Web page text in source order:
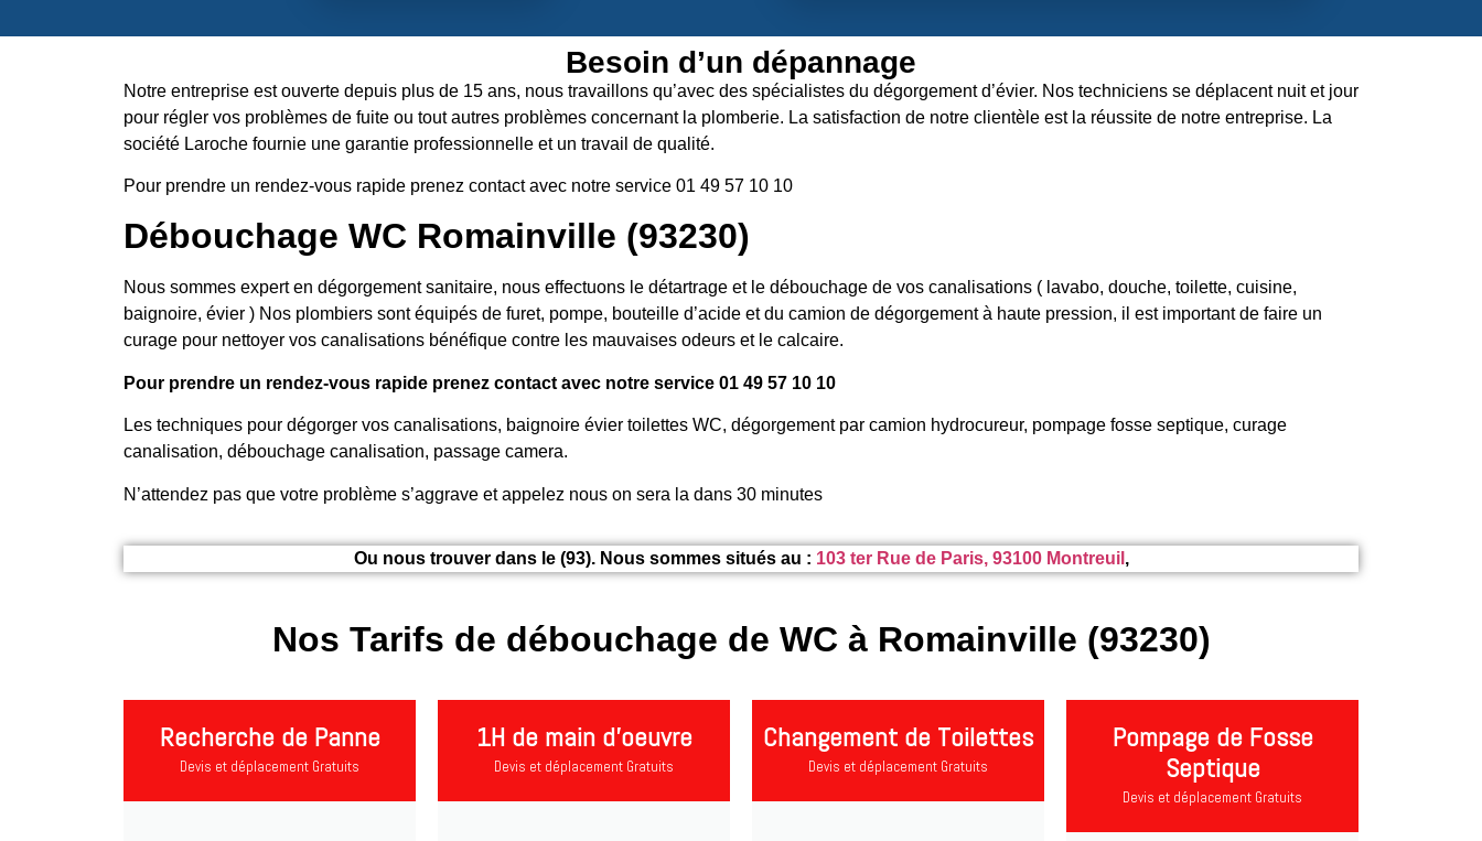
Besoin d’un dépannage
Notre entreprise est ouverte depuis plus de 15 ans, nous travaillons qu’avec des spécialistes du dégorgement d’évier. Nos techniciens se déplacent nuit et jour
pour régler vos problèmes de fuite ou tout autres problèmes concernant la plomberie. La satisfaction de notre clientèle est la réussite de notre entreprise. La
société Laroche fournie une garantie professionnelle et un travail de qualité.
Pour prendre un rendez-vous rapide prenez contact avec notre service 01 49 57 10 10
Débouchage WC Romainville (93230)
Nous sommes expert en dégorgement sanitaire, nous effectuons le détartrage et le débouchage de vos canalisations ( lavabo, douche, toilette, cuisine,
baignoire, évier ) Nos plombiers sont équipés de furet, pompe, bouteille d’acide et du camion de dégorgement à haute pression, il est important de faire un
curage pour nettoyer vos canalisations bénéfique contre les mauvaises odeurs et le calcaire.
Pour prendre un rendez-vous rapide prenez contact avec notre service 01 49 57 10 10
Les techniques pour dégorger vos canalisations, baignoire évier toilettes WC, dégorgement par camion hydrocureur, pompage fosse septique, curage
canalisation, débouchage canalisation, passage camera.
N’attendez pas que votre problème s’aggrave et appelez nous on sera la dans 30 minutes
Ou nous trouver dans le (93). Nous sommes situés au : 103 ter Rue de Paris, 93100 Montreuil ,
Nos Tarifs de débouchage de WC à Romainville (93230)
Recherche de Panne
Devis et déplacement Gratuits
1H de main d'oeuvre
Devis et déplacement Gratuits
Changement de Toilettes
Devis et déplacement Gratuits
Pompage de Fosse
Septique
Devis et déplacement Gratuits